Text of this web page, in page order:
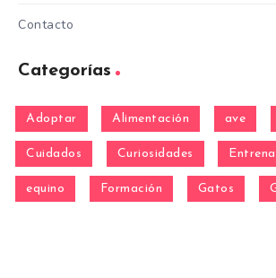
Contacto
Categorías
Adoptar Alimentación ave
Cuidados Curiosidades
equino Formación Gatos